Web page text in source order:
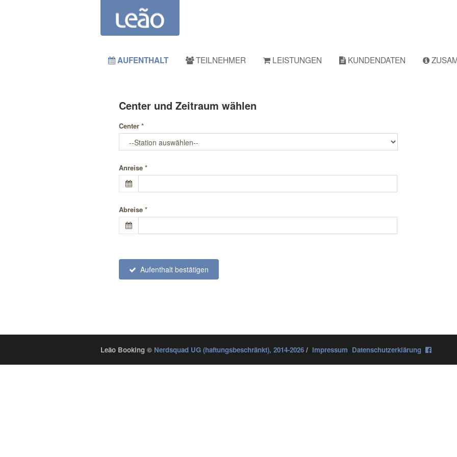
AUFENTHALT TEILNEHMER LEISTUNGEN KUNDENDATEN
Centerund Zeitraum wählen
Center *
Anreise *
Abreise *
Aufenthalt bestätigen
Leão Booking © Nerdsquad UG (haftungsbeschränkt), 2014-2026 / Impressum Datenschutzerklärung